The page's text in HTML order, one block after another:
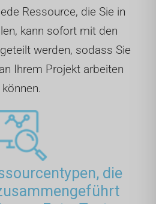
Ressource, die Sie in
kann sofort mit den
werden, sodass Sie
Ihrem Projekt arbeiten
können.
die